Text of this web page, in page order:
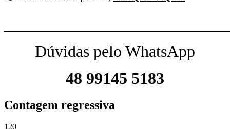
Dúvidas pelo WhatsApp
48 99145 5183
Contagem regressiva
120